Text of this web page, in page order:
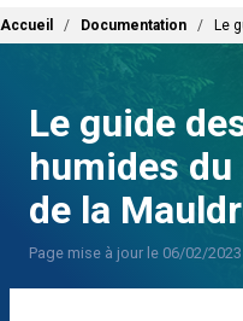
Fil d'Ariane
Accueil Documentation Le
Le guide
humides
de la
Page mise à jour le 06/02/2023